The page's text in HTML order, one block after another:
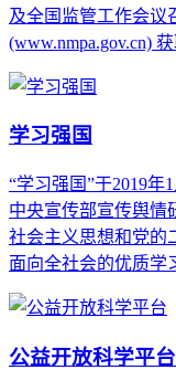
及全国监管工作会议
(www.nmpa.gov.cn)
学习强国
“学习强国”于2019年
中央宣传部宣传舆情
社会主义思想和党的
面向全社会的优质学
公益开放科学平台